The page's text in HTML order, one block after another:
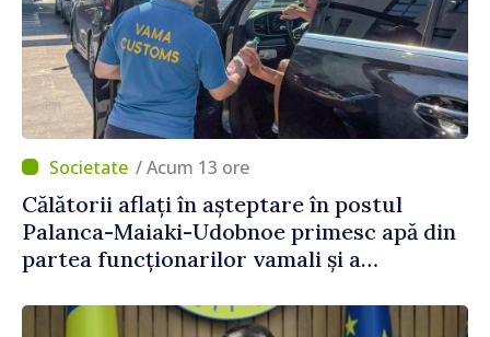
/ Acum 13 ore
Călătorii aflați în așteptare în postul
Palanca-Maiaki-Udobnoe primesc apă din
partea funcționarilor vamali și a